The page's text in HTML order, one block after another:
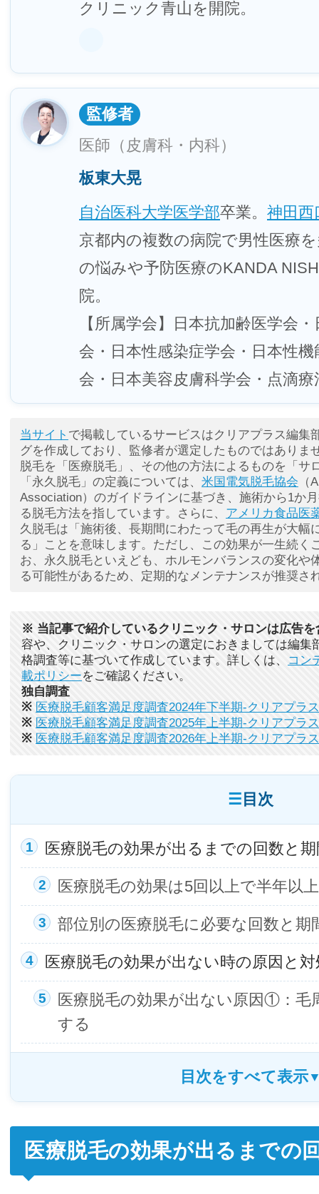
クリニック青山を開院。
監修者
医師（皮膚科・内科）
板東大晃
自治医科大学医学部卒業。 神田
京都内の複数の病院で男性医療
の悩みや予防医療のKANDA
院。
【所属学会】日本抗加齢医学会
会・日本性感染症学会・日本性
会・日本美容皮膚科学会・点滴療
当サイト で掲載しているサービスはクリアプラス編集
グを作成しており、監修者が選定したものではありま
脱毛を「医療脱毛」、その他の方法によるものを「サ
「永久脱毛」の定義については、 米国電気脱毛協会
Association）のガイドラインに基づき、施術から1か
る脱毛方法を指しています。さらに、 アメリカ食品医
久脱毛は「施術後、長期間にわたって毛の再生が大幅
る」ことを意味します。ただし、この効果が一生続く
お、永久脱毛といえども、ホルモンバランスの変化や
る可能性があるため、定期的なメンテナンスが推奨さ
※ 当記事で紹介しているクリニック・サロンは広告を
容や、クリニック・サロンの選定におきましては編集
格調査等に基づいて作成しています。詳しくは、 コン
載ポリシーをご確認ください。
独自調査
※ 医療脱毛顧客満足度調査2024年下半期-クリアプラス
※ 医療脱毛顧客満足度調査2025年上半期-クリアプラス
※ 医療脱毛顧客満足度調査2026年上半期-クリアプラス
目次
医療脱毛の効果が出るまでの回数と
医療脱毛の効果は5回以上で半年以
部位別の医療脱毛に必要な回数と期
医療脱毛の効果が出ない時の原因と対
医療脱毛の効果が出ない原因①：毛
する
医療脱毛の効果が出るまでの